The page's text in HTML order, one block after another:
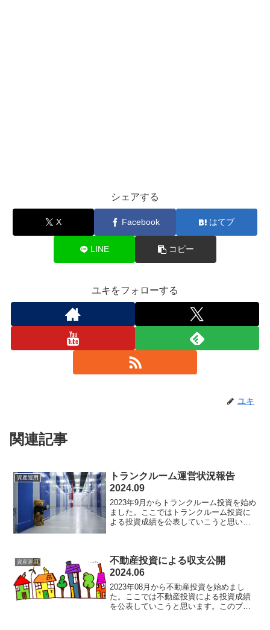
シェアする
X Facebook はてブ
LINE コピー
ユキをフォローする
ユキ
関連記事
資産運用
トランクルーム運営状況報告
2024.09
2023年9月からトランクルーム投資を始め
ました。ここではトランクルーム投資に
よる投資成績を公表していこうと思いま
料振込が月末締め翌...
資産運用
不動産投資による収支公開
2024.06
2023年08月から不動産投資を始めまし
た。ここでは不動産投資による投資成績
を公表していこうと思います。このブロ